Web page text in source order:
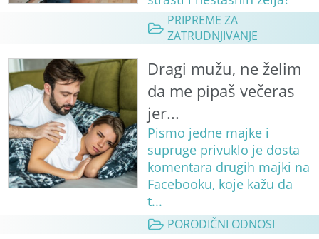
PRIPREME ZA
ZATRUDNJIVANJE
Dragi mužu, ne želim
da me pipaš večeras
jer...
Pismo jedne majke i
supruge privuklo je dosta
komentara drugih majki na
Facebooku, koje kažu da
t...
PORODIČNI ODNOSI